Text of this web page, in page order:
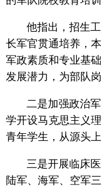
他指出，招生
长军官贯通培养，
军政素质和专业基
发展潜力，为部队
二是加强政治
学开设马克思主义
青年学生，从源头
三是开展临床
陆军、海军、空军